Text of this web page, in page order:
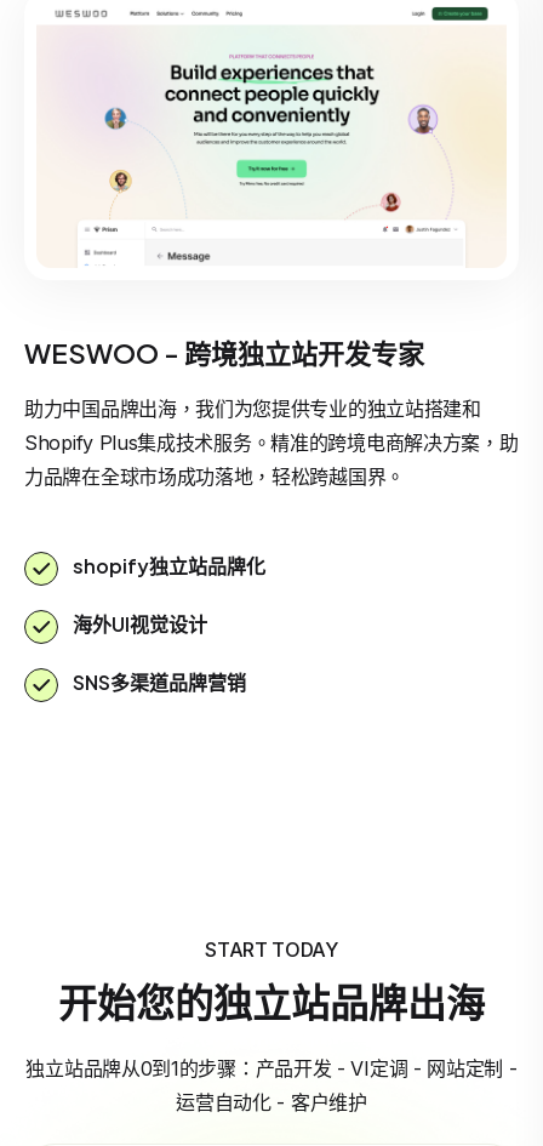
WESWOO - 跨境独立站开发专家
助力中国品牌出海，我们为您提供专业的独立站搭建和
Shopify Plus集成技术服务。精准的跨境电商解决方案，助
力品牌在全球市场成功落地，轻松跨越国界。
shopify独立站品牌化
海外UI视觉设计
SNS多渠道品牌营销
START TODAY
开始您的独立站品牌出海
独立站品牌从0到1的步骤：产品开发 - VI定调 - 网站定制 -
运营自动化 - 客户维护